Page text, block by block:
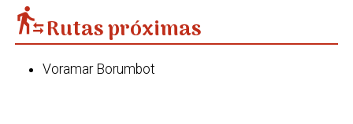
transfer_within_a_stationRutas próximas
Voramar Borumbot